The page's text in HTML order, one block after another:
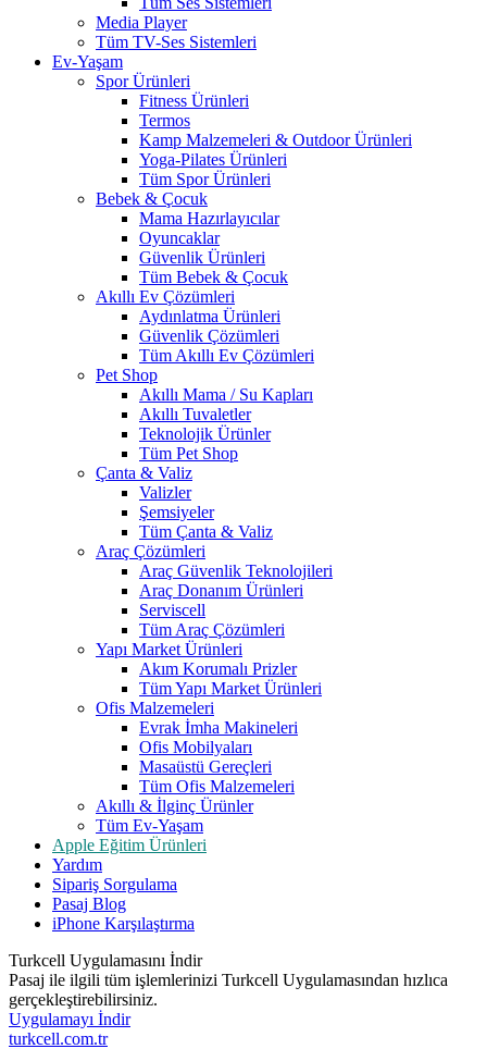
Media Player
Tüm TV-Ses Sistemleri
Ev-Yaşam
Spor Ürünleri
Fitness Ürünleri
Termos
Kamp Malzemeleri & Outdoor Ürünleri
Yoga-Pilates Ürünleri
Tüm Spor Ürünleri
Bebek & Çocuk
Mama Hazırlayıcılar
Oyuncaklar
Güvenlik Ürünleri
Tüm Bebek & Çocuk
Akıllı Ev Çözümleri
Aydınlatma Ürünleri
Güvenlik Çözümleri
Tüm Akıllı Ev Çözümleri
Pet Shop
Akıllı Mama / Su Kapları
Akıllı Tuvaletler
Teknolojik Ürünler
Tüm Pet Shop
Çanta & Valiz
Valizler
Şemsiyeler
Tüm Çanta & Valiz
Araç Çözümleri
Araç Güvenlik Teknolojileri
Araç Donanım Ürünleri
Serviscell
Tüm Araç Çözümleri
Yapı Market Ürünleri
Akım Korumalı Prizler
Tüm Yapı Market Ürünleri
Ofis Malzemeleri
Evrak İmha Makineleri
Ofis Mobilyaları
Masaüstü Gereçleri
Tüm Ofis Malzemeleri
Akıllı & İlginç Ürünler
Tüm Ev-Yaşam
Apple Eğitim Ürünleri
Yardım
Sipariş Sorgulama
Pasaj Blog
iPhone Karşılaştırma
Turkcell Uygulamasını İndir
Pasaj ile ilgili tüm işlemlerinizi Turkcell Uygulamasından hızlıca
gerçekleştirebilirsiniz.
Uygulamayı İndir
turkcell.com.tr